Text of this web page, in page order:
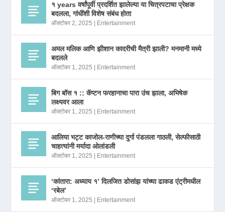
१ years वर्षांपूर्वी प्रदर्शित झालेल्या या चित्रपटाचा प्रेक्षक
बदलला, गांधींशी विशेष संबंध होता
ऑक्टोबर 2, 2025 Entertainment
अमल मलिक आणि झीशान कादरीची मैत्री झाली? मनमानी मध्ये
बदलले
ऑक्टोबर 1, 2025 Entertainment
बिग बॉस १ :: कॅप्टन फरहानाचा पारा उंच झाला, अभिषेक
लक्ष्यवर आला
ऑक्टोबर 1, 2025 Entertainment
आलिया भट्ट काजोल-राणीच्या दुर्गा पंडलला गाठली, सेल्फीसाठी
चाहत्यांनी मर्यादा ओलांडली
ऑक्टोबर 1, 2025 Entertainment
‘कांतारा: अध्याय १’ दिलजित डोसांझ यांच्या ढाकड एंट्रीमधील
‘रबेल’
ऑक्टोबर 1, 2025 Entertainment